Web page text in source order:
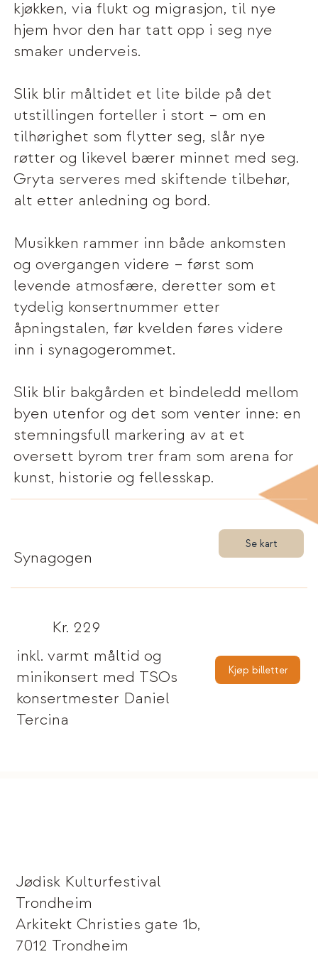
kjøkken, via flukt og migrasjon, til nye
hjem hvor den har tatt opp i seg nye
smaker underveis.
Slik blir måltidet et lite bilde på det
utstillingen forteller i stort – om en
tilhørighet som flytter seg, slår nye
røtter og likevel bærer minnet med seg.
Gryta serveres med skiftende tilbehør,
alt etter anledning og bord.
Musikken rammer inn både ankomsten
og overgangen videre – først som
levende atmosfære, deretter som et
tydelig konsertnummer etter
åpningstalen, før kvelden føres videre
inn i synagogerommet.
Slik blir bakgården et bindeledd mellom
byen utenfor og det som venter inne: en
stemningsfull markering av at et
oversett byrom trer fram som arena for
kunst, historie og fellesskap.
Synagogen
Se kart
inkl. varmt måltid og
minikonsert med TSOs
konsertmester Daniel
Tercina
Kr. 229
Kjøp billetter
Jødisk Kulturfestival
Trondheim
Arkitekt Christies gate 1b,
7012 Trondheim